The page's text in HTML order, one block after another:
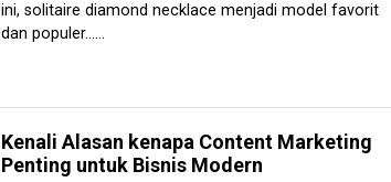
ini, solitaire diamond necklace menjadi model favorit
dan populer......
Kenali Alasan kenapa Content Marketing
Penting untuk Bisnis Modern